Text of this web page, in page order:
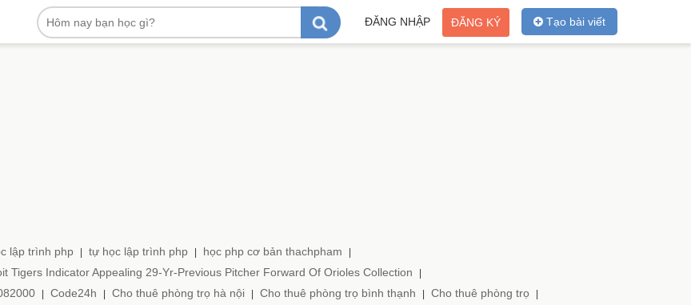
Tạo bài viết
ĐĂNG KÝ
ĐĂNG NHẬP
lập trình php tự học lập trình php học php cơ bản thachpham
Tigers Indicator Appealing 29-Yr-Previous Pitcher Forward Of Orioles Collection
Code24h Cho thuê phòng trọ hà nội Cho thuê phòng trọ bình thạnh Cho thuê phòng trọ